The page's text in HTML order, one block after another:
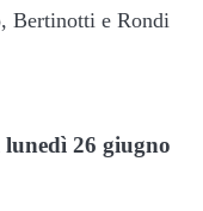
Bertinotti e Rondi
26 giugno